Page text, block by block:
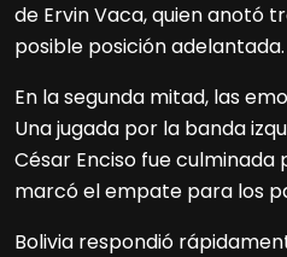
de Ervin Vaca, quien anotó
posible posición adelantada.
En la segunda mitad, las
Una jugada por la banda
César Enciso fue culminada
marcó el empate para los
Bolivia respondió